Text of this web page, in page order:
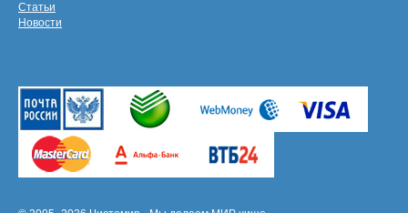
Статьи
Новости